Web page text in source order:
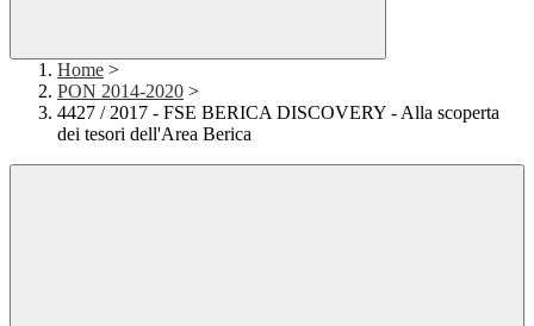
Home >
PON 2014-2020 >
4427 / 2017 - FSE BERICA DISCOVERY - Alla scoperta
dei tesori dell'Area Berica